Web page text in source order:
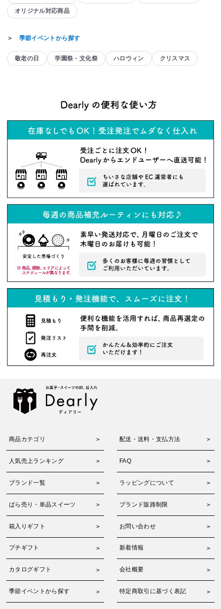
オリジナル対応商品
＞ 季節イベントから探す
敬老の日 学園祭・文化祭 ハロウィン クリスマス
商品カテゴリ 配送・送料・支払方法
人気売上ランキング FAQ
ブランド一覧 ラッピングについて
ばら売り・単品スイーツ ブランド販路制限
箱入りギフト お問い合わせ
プチギフト 新着情報
カタログギフト 会社概要
季節イベントから探す 特定商取引に基づく表記